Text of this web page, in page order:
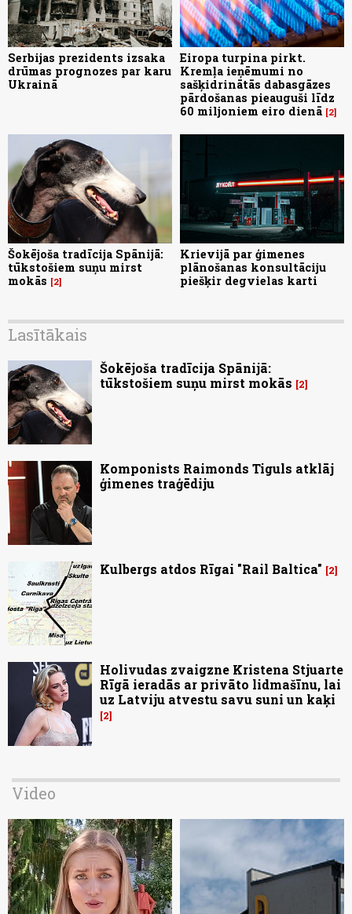
Serbijas prezidents izsaka
drūmas prognozes par karu
Ukrainā
Eiropa turpina pirkt.
Kremļa ieņēmumi no
sašķidrinātās dabasgāzes
pārdošanas pieauguši līdz
60 miljoniem eiro dienā 2
Šokējoša tradīcija Spānijā:
tūkstošiem suņu mirst
mokās
2
Krievijā par ģimenes
plānošanas konsultāciju
piešķir degvielas karti
Lasītākais
Šokējoša tradīcija Spānijā:
tūkstošiem suņu mirst mokās
2
Komponists Raimonds Tiguls atklāj
ģimenes traģēdiju
Kulbergs atdos Rīgai "Rail Baltica" 2
Holivudas zvaigzne Kristena Stjuarte
Rīgā ieradās ar privāto lidmašīnu, lai
uz Latviju atvestu savu suni un kaķi
2
Video